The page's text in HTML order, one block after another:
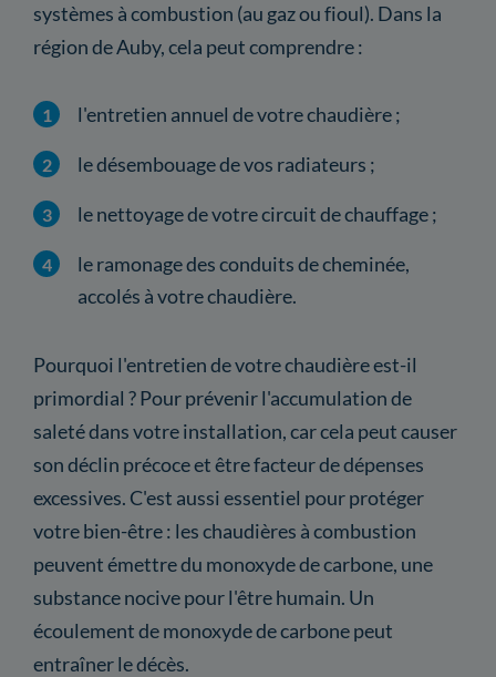
systèmes à combustion (au gaz ou fioul). Dans la
région de Auby, cela peut comprendre :
l'entretien annuel de votre chaudière ;
le désembouage de vos radiateurs ;
le nettoyage de votre circuit de chauffage ;
le ramonage des conduits de cheminée,
accolés à votre chaudière.
Pourquoi l'entretien de votre chaudière est-il
primordial ? Pour prévenir l'accumulation de
saleté dans votre installation, car cela peut causer
son déclin précoce et être facteur de dépenses
excessives. C'est aussi essentiel pour protéger
votre bien-être : les chaudières à combustion
peuvent émettre du monoxyde de carbone, une
substance nocive pour l'être humain. Un
écoulement de monoxyde de carbone peut
entraîner le décès.